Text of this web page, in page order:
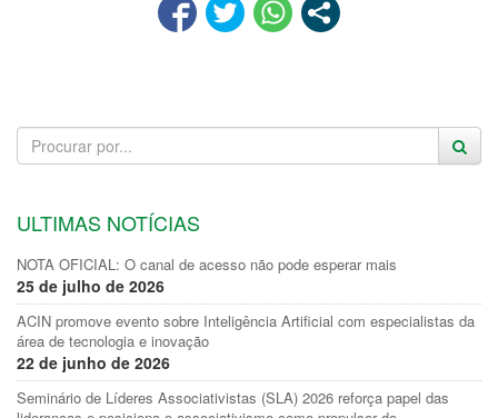
ULTIMAS NOTÍCIAS
NOTA OFICIAL: O canal de acesso não pode esperar mais
25 de julho de 2026
ACIN promove evento sobre Inteligência Artificial com especialistas da
área de tecnologia e inovação
22 de junho de 2026
Seminário de Líderes Associativistas (SLA) 2026 reforça papel das